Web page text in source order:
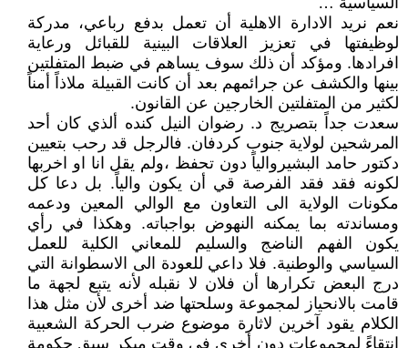
نعم نريد الادارة الاهلية أن تعمل بدفع رباعي، مدركة
لوظيفتها في تعزيز العلاقات البينية للقبائل ورعاية
افرادها. ومؤكد أن ذلك سوف يساهم في ضبط المتفلتين
بينها والكشف عن جرائمهم بعد أن كانت القبيلة ملاذاً أمناً
لكثير من المتفلتين الخارجين عن القانون.
سعدت جداً بتصريج د. رضوان النيل كنده ألذي كان أحد
المرشحين لولاية جنوب كردفان. فالرجل قد رحب بتعيين
دكتور حامد البشيروالياً دون تحفظ ،ولم يقل انا او اخربها
لكونه فقد فقد الفرصة قي أن يكون والياً. بل دعا كل
مكونات الولاية الى التعاون مع الوالي المعين ودعمه
ومساندته بما يمكنه النهوض بواجباته. وهكذا في رأي
يكون الفهم الناضج والسليم للمعاني الكلية للعمل
السياسي والوطنية. فلا داعي للعودة الى الاسطوانة التي
درج البعض تكرارها أن فلان لا نقبله لأنه يتبع لجهة ما
قامت بالانحياز لمجموعة وسلحتها ضد أخرى لأن مثل هذا
الكلام يقود آخرين لاثارة موضوع ضرب الحركة الشعبية
انتقاءً لمجموعات دون أخرى في وقت مبكر سبق حكومة